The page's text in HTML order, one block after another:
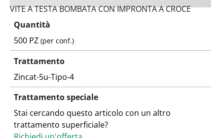
VITE A TESTA BOMBATA CON IMPRONTA A CROCE
Quantità
500 PZ(per conf.)
Trattamento
Zincat-5u-Tipo-4
Trattamento speciale
Stai cercando questo articolo con un altro
trattamento superficiale?